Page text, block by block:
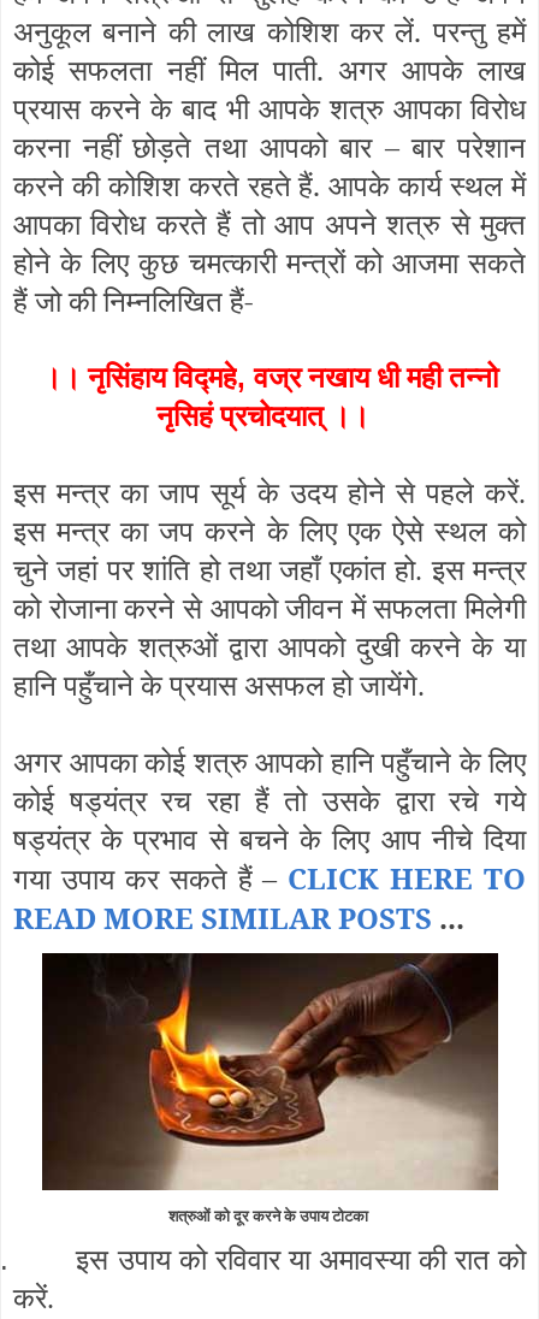
अनुकूल बनाने की लाख कोशिश कर लें. परन्तु हमें
कोई सफलता नहीं मिल पाती. अगर आपके लाख
प्रयास करने के बाद भी आपके शत्रु आपका विरोध
करना नहीं छोड़ते तथा आपको बार – बार परेशान
करने की कोशिश करते रहते हैं. आपके कार्य स्थल में
आपका विरोध करते हैं तो आप अपने शत्रु से मुक्त
होने के लिए कुछ चमत्कारी मन्त्रों को आजमा सकते
हैं जो की निम्नलिखित हैं-
।। नृसिंहाय विद्महे,वज्र नखाय धी मही तन्नो
नृसिहं प्रचोदयात् ।।
इस मन्त्र का जाप सूर्य के उदय होने से पहले करें.
इस मन्त्र का जप करने के लिए एक ऐसे स्थल को
चुने जहां पर शांति हो तथा जहाँ एकांत हो. इस मन्त्र
को रोजाना करने से आपको जीवन में सफलता मिलेगी
तथा आपके शत्रुओं द्वारा आपको दुखी करने के या
हानि पहुँचाने के प्रयास असफल हो जायेंगे.
अगर आपका कोई शत्रु आपको हानि पहुँचाने के लिए
कोई षड्यंत्र रच रहा हैं तो उसके द्वारा रचे गये
षड्यंत्र के प्रभाव से बचने के लिए आप नीचे दिया
गया उपाय कर सकते हैं – CLICK HERE TO
READ MORE SIMILAR POSTS ...
शत्रुओं को दूर करने के उपाय टोटका
इस उपाय को रविवार या अमावस्या की रात को
करें.